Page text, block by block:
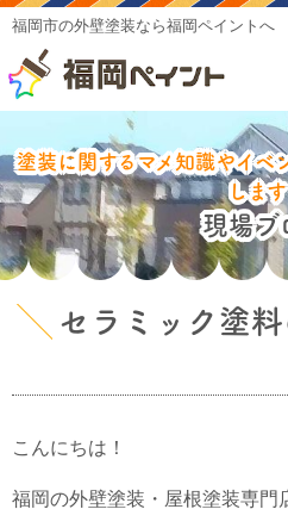
福岡市の外壁塗装なら福岡ペイントへ
塗装に関するマメ知識やイベ
しま
現場ブ
セラミック塗
こんにちは！
福岡の外壁塗装・屋根塗装専門